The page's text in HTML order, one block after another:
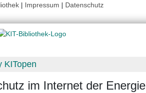
| Impressum | Datenschutz
KITopen
im Internet der Energie